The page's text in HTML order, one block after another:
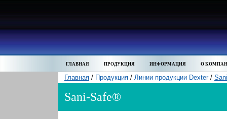
ГЛАВНАЯ ПРОДУКЦИЯ ИНФОРМАЦИЯ О
Главная / Продукция / Линии продукции Dexter/
Sani-Safe®